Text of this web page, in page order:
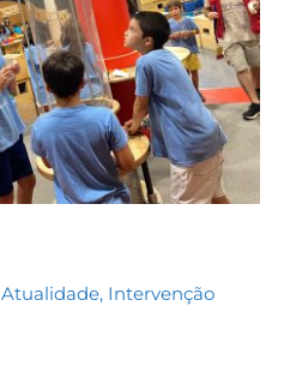
Atualidade, Intervenção